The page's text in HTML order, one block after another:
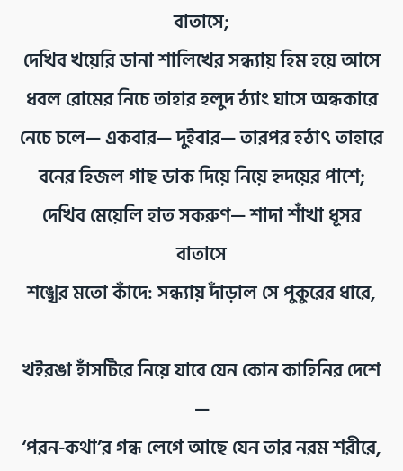
বাতাসে;
দেখিব খয়েরি ডানা শালিখের সন্ধ্যায় হিম হয়ে আসে
ধবল রোমের নিচে তাহার হলুদ ঠ্যাং ঘাসে অন্ধকারে
নেচে চলে— একবার— দুইবার— তারপর হঠাৎ তাহারে
বনের হিজল গাছ ডাক দিয়ে নিয়ে হৃদয়ের পাশে;
দেখিব মেয়েলি হাত সকরুণ— শাদা শাঁখা ধূসর
বাতাসে
শঙ্খের মতো কাঁদে: সন্ধ্যায় দাঁড়াল সে পুকুরের ধারে,
খইরঙা হাঁসটিরে নিয়ে যাবে যেন কোন কাহিনির দেশে
—
‘পরন-কথা’র গন্ধ লেগে আছে যেন তার নরম শরীরে,